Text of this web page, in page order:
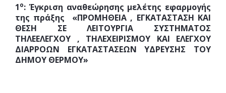
1ο:Έγκριση αναθεώρησης μελέτης εφαρμογής
της πράξης «ΠΡΟΜΗΘΕΙΑ , ΕΓΚΑΤΑΣΤΑΣΗ ΚΑΙ
ΘΕΣΗ ΣΕ ΛΕΙΤΟΥΡΓΙΑ ΣΥΣΤΗΜΑΤΟΣ
ΤΗΛΕΕΛΕΓΧΟΥ , ΤΗΛΕΧΕΙΡΙΣΜΟΥ ΚΑΙ ΕΛΕΓΧΟΥ
ΔΙΑΡΡΟΩΝ ΕΓΚΑΤΑΣΤΑΣΕΩΝ ΥΔΡΕΥΣΗΣ ΤΟΥ
ΔΗΜΟΥ ΘΕΡΜΟΥ»